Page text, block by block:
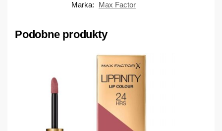
Marka:
Max Factor
Podobne produkty